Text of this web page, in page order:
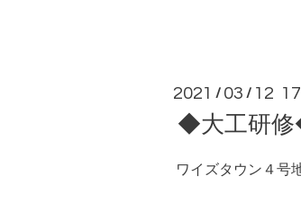
2021 / 03 / 12
◆大工研
ワイズタウン４号